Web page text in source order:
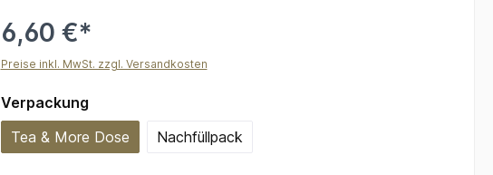
6,60 €*
Preise inkl. MwSt. zzgl. Versandkosten
Verpackungauswählen
Tea & More Dose
Nachfüllpack